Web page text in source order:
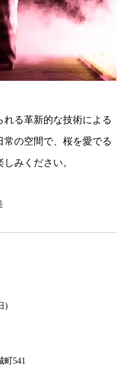
る革新的な技術による
の空間で、桜を愛でる
みください。
)
町541